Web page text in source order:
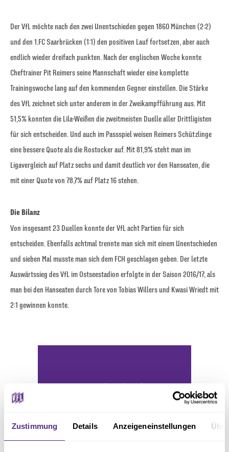
Zustimmung Details Anzeigeneinstellungen
Der VfL möchte nach den zwei Unentschieden gegen 1860 München (2:2)
und den 1.FC Saarbrücken (1:1) den positiven Lauf fortsetzen, aber auch
endlich wieder dreifach punkten. Nach der englischen Woche konnte
Cheftrainer Pit Reimers seine Mannschaft wieder eine komplette
Trainingswoche lang auf den kommenden Gegner einstellen. Die Stärke
des VfL zeichnet sich unter anderem in der Zweikampfführung aus. Mit
51,5% konnten die Lila-Weißen die zweitmeisten Duelle aller Drittligisten
für sich entscheiden. Und auch im Passspiel weisen Reimers Schützlinge
eine bessere Quote als die Rostocker auf. Mit 81,9% steht man im
Ligavergleich auf Platz sechs und damit deutlich vor den Hanseaten, die
mit einer Quote von 78,7% auf Platz 16 stehen.
Die Bilanz
Von insgesamt 23 Duellen konnte der VfL acht Partien für sich
entscheiden. Ebenfalls achtmal trennte man sich mit einem Unentschieden
und sieben Mal musste man sich dem FCH geschlagen geben. Der letzte
Auswärtssieg des VfL im Ostseestadion erfolgte in der Saison 2016/17, als
man bei den Hanseaten durch Tore von Tobias Willers und Kwasi Wriedt mit
2:1 gewinnen konnte.